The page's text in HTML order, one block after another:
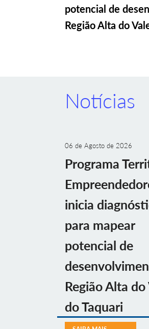
potencial de
Região Alta do
Notícias
06 de Agosto de 2026
Programa
inicia
para mapear
potencial de
Região Alta do
do Taquari